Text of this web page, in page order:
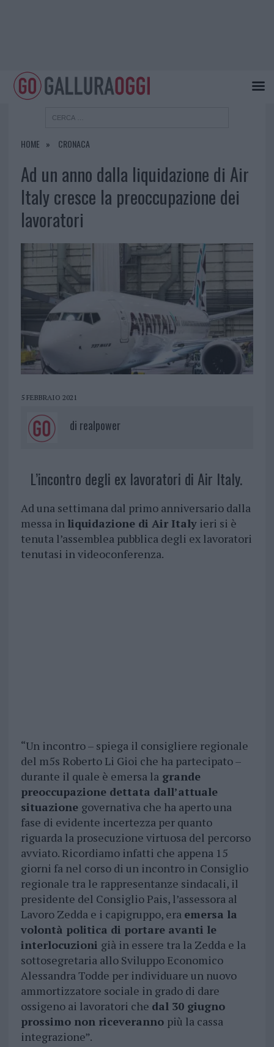
HOME CRONACA
Ad un anno dalla liquidazione di Air
Italy cresce la preoccupazione dei
lavoratori
5 FEBBRAIO 2021
di realpower
L’incontro degli ex lavoratori di Air Italy.
Ad una settimana dal primo anniversario dalla
messa in liquidazione di Air Italyieri si è
tenuta l’assemblea pubblica degli ex lavoratori
tenutasi in videoconferenza.
“Un incontro – spiega il consigliere regionale
del m5s Roberto Li Gioi che ha partecipato –
durante il quale è emersa lagrande
preoccupazione dettata dall’attuale
situazione governativa che ha aperto una
fase di evidente incertezza per quanto
riguarda la prosecuzione virtuosa del percorso
avviato. Ricordiamo infatti che appena 15
giorni fa nel corso di un incontro in Consiglio
regionale tra le rappresentanze sindacali, il
presidente del Consiglio Pais, l’assessora al
Lavoro Zedda e i capigruppo, era emersa la
volontà politica di portare avanti le
interlocuzioni già in essere tra la Zedda e la
sottosegretaria allo Sviluppo Economico
Alessandra Todde per individuare un nuovo
ammortizzatore sociale in grado di dare
ossigeno ai lavoratori che dal 30 giugno
prossimo non riceveranno più la cassa
integrazione”.